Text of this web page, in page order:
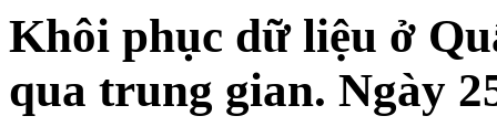
Khôi phục dữ liệu ở
qua trung gian. Ngày